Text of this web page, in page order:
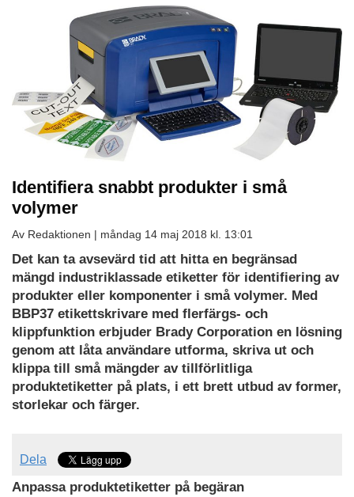
Identifiera snabbt produkter i små
volymer
Av Redaktionen | måndag 14 maj 2018 kl. 13:01
Det kan ta avsevärd tid att hitta en begränsad
mängd industriklassade etiketter för identifiering av
produkter eller komponenter i små volymer. Med
BBP37 etikettskrivare med flerfärgs- och
klippfunktion erbjuder Brady Corporation en lösning
genom att låta användare utforma, skriva ut och
klippa till små mängder av tillförlitliga
produktetiketter på plats, i ett brett utbud av former,
storlekar och färger.
Dela
Anpassa produktetiketter på begäran